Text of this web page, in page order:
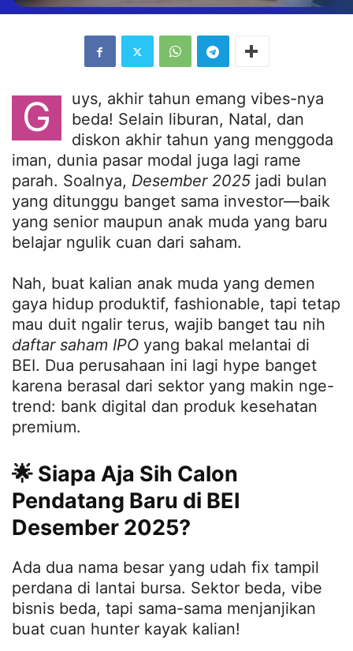
G
uys, akhir tahun emang vibes-nya
beda! Selain liburan, Natal, dan
diskon akhir tahun yang menggoda
iman, dunia pasar modal juga lagi rame
parah. Soalnya, Desember 2025 jadi bulan
yang ditunggu banget sama investor—baik
yang senior maupun anak muda yang baru
belajar ngulik cuan dari saham.
Nah, buat kalian anak muda yang demen
gaya hidup produktif, fashionable, tapi tetap
mau duit ngalir terus, wajib banget tau nih
daftar saham IPO yang bakal melantai di
BEI. Dua perusahaan ini lagi hype banget
karena berasal dari sektor yang makin nge-
trend: bank digital dan produk kesehatan
premium.
🌟 Siapa Aja Sih Calon
Pendatang Baru di BEI
Desember 2025?
Ada dua nama besar yang udah fix tampil
perdana di lantai bursa. Sektor beda, vibe
bisnis beda, tapi sama-sama menjanjikan
buat cuan hunter kayak kalian!